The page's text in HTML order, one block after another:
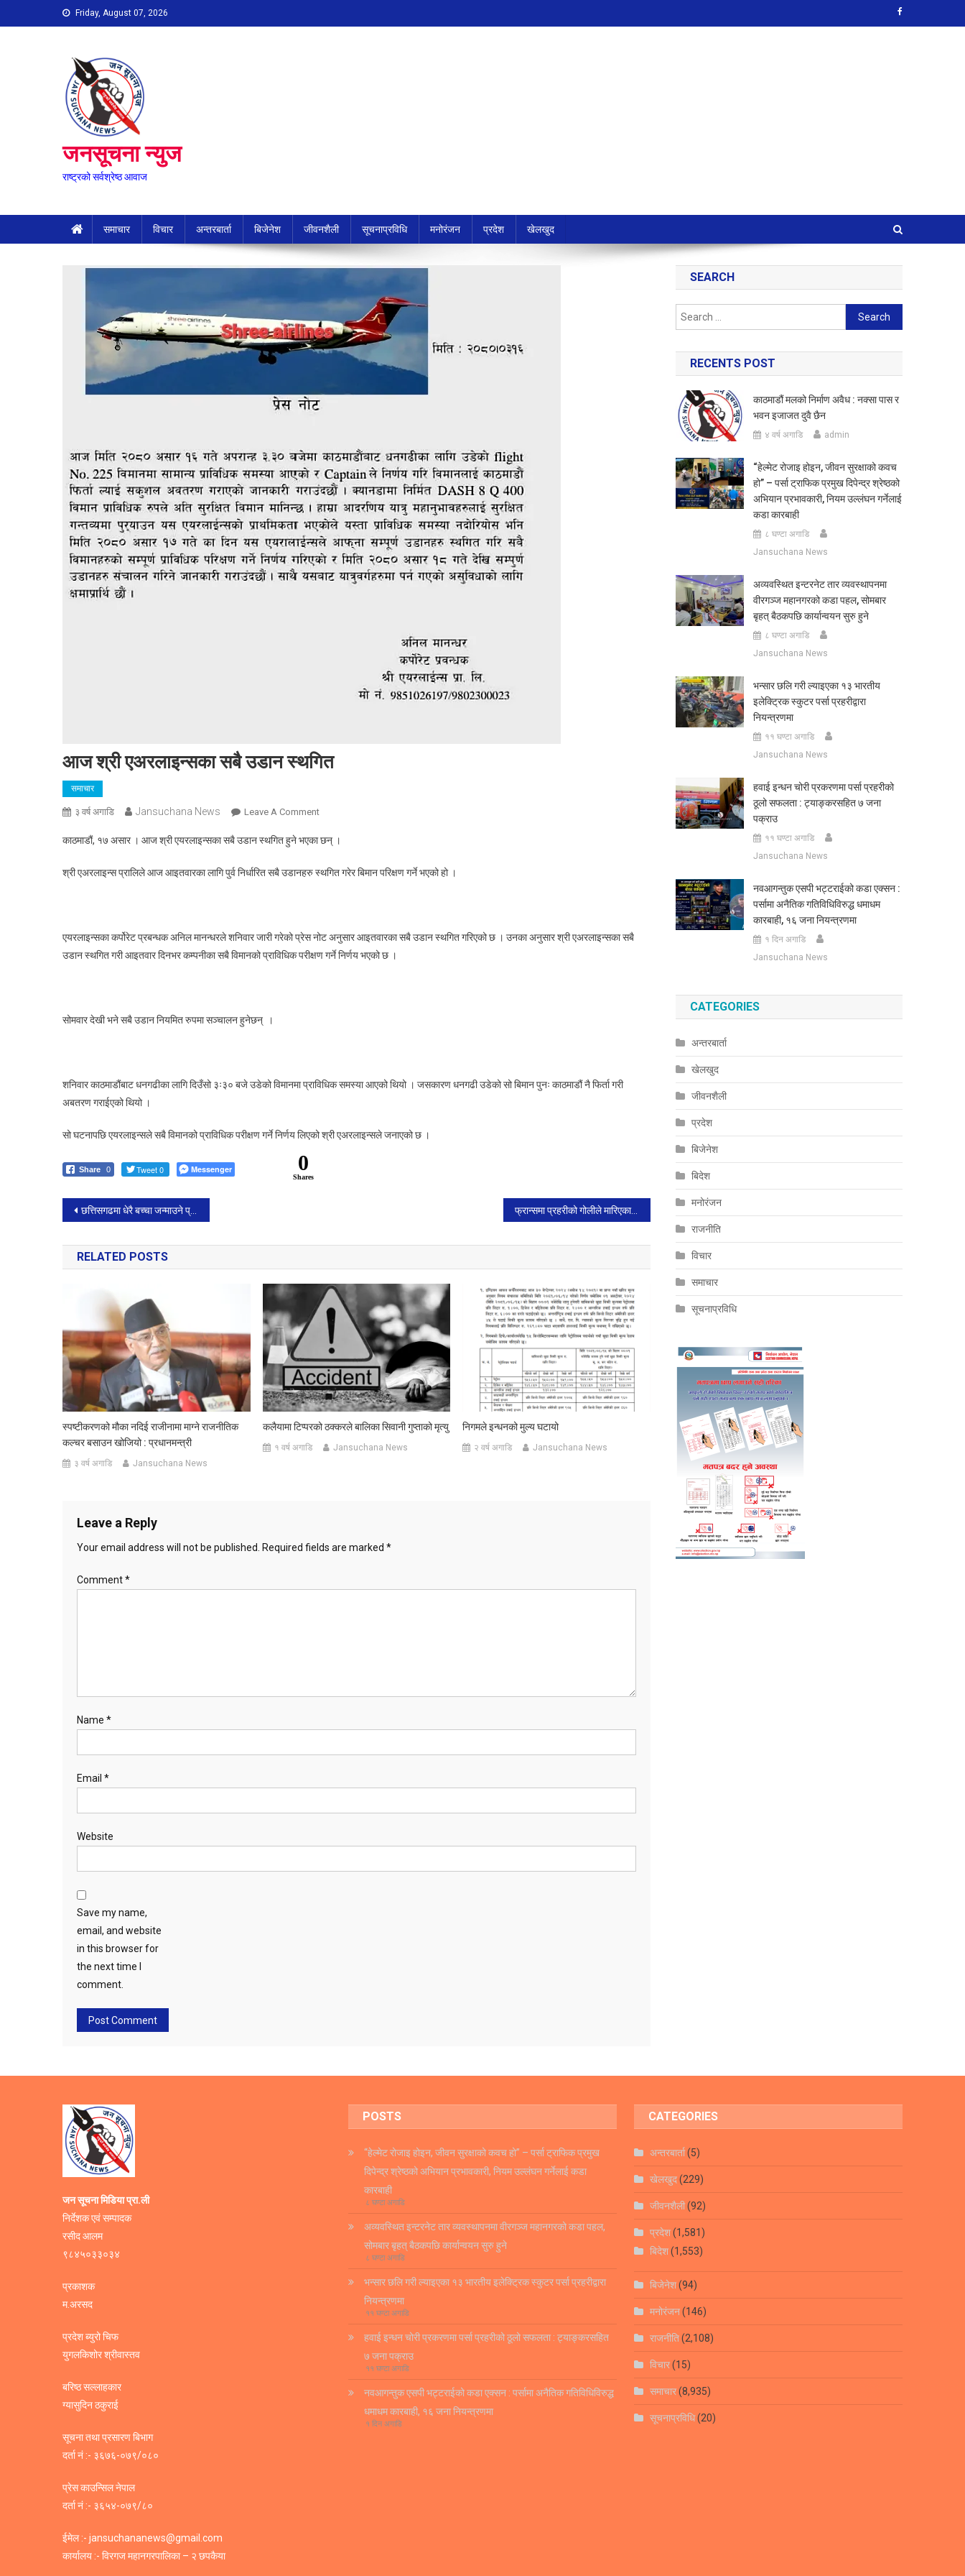
to
Friday, August 07, 2026
जनसूचना न्युज
राष्ट्रको सर्वश्रेष्ठ आवाज
समाचार विचार अन्तरबार्ता बिजेनेश जीवनशैली सूचनाप्रविधि मनोरंजन प्रदेश खेलखुद
आज श्री एअरलाइन्सका सबै उडान स्थगित
समाचार
३ वर्ष अगाडि Jansuchana News Leave A CommentOn
श्री
सबै
काठमाडौं, १७ असार । आज श्री एयरलाइन्सका सबै उडान स्थगित हुने भएका छन् ।
श्री एअरलाइन्स प्रालिले आज आइतवारका लागि पुर्व निर्धारित सबै उडानहरु स्थगित गरेर बिमान परिक्षण गर्ने भएको हो ।
एयरलाइन्सका कर्पोरेट प्रबन्धक अनिल मानन्धरले शनिवार जारी गरेको प्रेस नोट अनुसार आइतवारका सबै उडान स्थगित गरिएको छ । उनका अनुसार श्री एअरलाइन्सका सबै
उडान स्थगित गरी आइतवार दिनभर कम्पनीका सबै विमानको प्राविधिक परीक्षण गर्ने निर्णय भएको छ ।
सोमवार देखी भने सबै उडान नियमित रुपमा सञ्चालन हुनेछन् ।
शनिवार काठमाडौंबाट धनगढीका लागि दिउँसो ३ः३० बजे उडेको विमानमा प्राविधिक समस्या आएको थियो । जसकारण धनगढी उडेको सो बिमान पुनः काठमाडौं नै फिर्ता गरी
अबतरण गराईएको थियो ।
सो घटनापछि एयरलाइन्सले सबै विमानको प्राविधिक परीक्षण गर्ने निर्णय लिएको श्री एअरलाइन्सले जनाएको छ ।
Share 0 Tweet 0 Messenger 0
Shares
Post
navigation
छत्तिसगढमा धेरै बच्चा जन्माउने प्रहरी हवल्दार निलम्बनमा फ्रान्समा प्रहरीको गोलीले मारिएका किशोरको अन्तिम संस्कारमा सयौं युवा सहभागी,फ्रान्सको हिंसा बेल्जियम पुग्यो, फ्रान्सेली राष्ट्रपतिको जर्मन भ्रमण स्थगित
RELATED POSTS
स्पष्टीकरणको मौका नदिई राजीनामा माग्ने राजनीतिक
कल्चर बसाउन खोजियो : प्रधानमन्त्री
३ वर्ष अगाडि Jansuchana News
कलैयामा टिप्परको ठक्करले बालिका सिवानी गुप्ताको मृत्यु
१ वर्ष अगाडि Jansuchana News
निगमले इन्धनको मुल्य घटायो
२ वर्ष अगाडि Jansuchana News
Leave a Reply
Your email address will not be published. Required fields are marked *
Comment*
Name *
Email *
Website
Save my name,
email, and website
in this browser for
the next time I
comment.
SEARCH
Search
for:
RECENTS POST
काठमाडौं मलको निर्माण अवैध : नक्सा पास र
भवन इजाजत दुवै छैन
४ वर्ष अगाडि admin
“हेल्मेट रोजाइ होइन, जीवन सुरक्षाको कवच
हो” – पर्सा ट्राफिक प्रमुख दिपेन्द्र श्रेष्ठको
अभियान प्रभावकारी, नियम उल्लंघन गर्नेलाई
कडा कारबाही
८ घण्टा अगाडि
Jansuchana News
अव्यवस्थित इन्टरनेट तार व्यवस्थापनमा
वीरगञ्ज महानगरको कडा पहल, सोमबार
बृहत् बैठकपछि कार्यान्वयन सुरु हुने
८ घण्टा अगाडि
Jansuchana News
भन्सार छलि गरी ल्याइएका १३ भारतीय
इलेक्ट्रिक स्कुटर पर्सा प्रहरीद्वारा
नियन्त्रणमा
११ घण्टा अगाडि
Jansuchana News
हवाई इन्धन चोरी प्रकरणमा पर्सा प्रहरीको
ठूलो सफलता : ट्याङ्करसहित ७ जना
पक्राउ
११ घण्टा अगाडि
Jansuchana News
नवआगन्तुक एसपी भट्टराईको कडा एक्सन :
पर्सामा अनैतिक गतिविधिविरुद्ध धमाधम
कारबाही, १६ जना नियन्त्रणमा
१ दिन अगाडि
Jansuchana News
CATEGORIES
अन्तरबार्ता
खेलखुद
जीवनशैली
प्रदेश
बिजेनेश
बिदेश
मनोरंजन
राजनीति
विचार
समाचार
सूचनाप्रविधि
जन सूचना मिडिया प्रा.ली
निर्देशक एवं सम्पादक
रसीद आलम
९८४५०३३०३४
प्रकाशक
म.अरसद
प्रदेश ब्युरो चिफ
युगलकिशोर श्रीवास्तव
बरिष्ठ सल्लाहकार
ग्यासुदिन ठकुराई
सूचना तथा प्रसारण बिभाग
दर्ता नं :- ३६७६-०७९/०८०
प्रेस काउन्सिल नेपाल
दर्ता नं :- ३६५४-०७९/८०
ईमेल :- jansuchananews@gmail.com
कार्यालय :- विरगज महानगरपालिका – २ छपकैया
POSTS
“हेल्मेट रोजाइ होइन, जीवन सुरक्षाको कवच हो” – पर्सा ट्राफिक प्रमुख
दिपेन्द्र श्रेष्ठको अभियान प्रभावकारी, नियम उल्लंघन गर्नेलाई कडा
कारबाही
८ घण्टा अगाडि
अव्यवस्थित इन्टरनेट तार व्यवस्थापनमा वीरगञ्ज महानगरको कडा पहल,
सोमबार बृहत् बैठकपछि कार्यान्वयन सुरु हुने
८ घण्टा अगाडि
भन्सार छलि गरी ल्याइएका १३ भारतीय इलेक्ट्रिक स्कुटर पर्सा प्रहरीद्वारा
नियन्त्रणमा
११ घण्टा अगाडि
हवाई इन्धन चोरी प्रकरणमा पर्सा प्रहरीको ठूलो सफलता : ट्याङ्करसहित
७ जना पक्राउ
११ घण्टा अगाडि
नवआगन्तुक एसपी भट्टराईको कडा एक्सन : पर्सामा अनैतिक गतिविधिविरुद्ध
धमाधम कारबाही, १६ जना नियन्त्रणमा
१ दिन अगाडि
CATEGORIES
अन्तरबार्ता(5)
खेलखुद(229)
जीवनशैली(92)
प्रदेश(1,581)
बिदेश(1,553)
बिजेनेश(94)
मनोरंजन(146)
राजनीति(2,108)
विचार(15)
समाचार(8,935)
सूचनाप्रविधि(20)